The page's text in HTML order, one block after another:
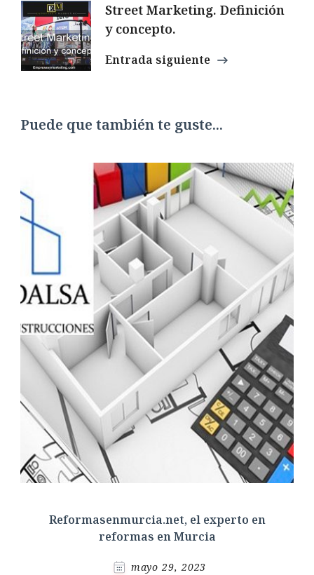
Street Marketing. Definición
y concepto.
Entrada siguiente
Puede que también te guste...
Reformasenmurcia.net, el experto en
reformas en Murcia
mayo 29, 2023